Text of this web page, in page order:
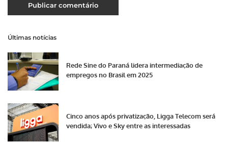
Últimas notícias
Rede Sine do Paraná lidera intermediação de
empregos no Brasil em 2025
Cinco anos após privatização, Ligga Telecom será
vendida; Vivo e Sky entre as interessadas